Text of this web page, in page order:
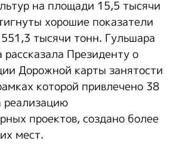
на площади 15,5 тысячи
хорошие показатели
тысячи тонн. Гульшара
Президенту о
Дорожной карты занятости
которой привлечено 38
реализацию
проектов, создано более
мест.